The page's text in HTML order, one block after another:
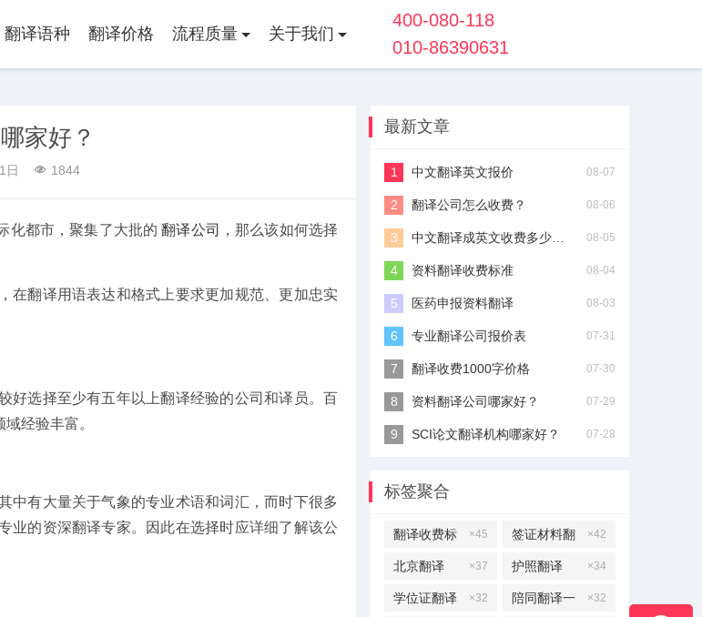
翻译语种 翻译价格 流程质量 关于我们
400-080-118
010-86390631
家好？
日 1844
化都市，聚集了大批的翻译公司
，那么该如何选择
在翻译用语表达和格式上要求更加规范、更加忠实
好选择至少有五年以上翻译经验的公司和译员。百
经验丰富。
中有大量关于气象的专业术语和词汇，而时下很多
业的资深翻译专家。因此在选择时应详细了解该公
最新文章
中文翻译英文报价 08-07
翻译公司怎么收费？ 08-06
08-05
资料翻译收费标准 08-04
医药申报资料翻译 08-03
专业翻译公司报价表 07-31
翻译收费1000字价格 07-30
资料翻译公司哪家好？ 07-29
SCI论文翻译机构哪家好？ 07-28
标签聚合
×45
翻译收费标
准
×42
签证材料翻
译
×37
北京翻译 ×34
护照翻译
×32
学位证翻译 ×32
陪同翻译一